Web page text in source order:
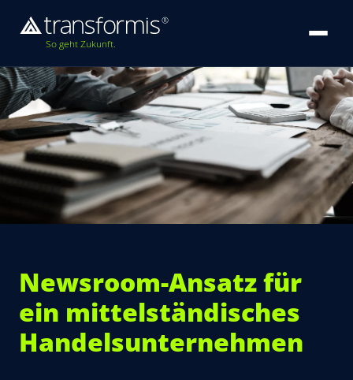
So geht Zukunft.
Newsroom-Ansatz für
ein mittelständisches
Handelsunternehmen